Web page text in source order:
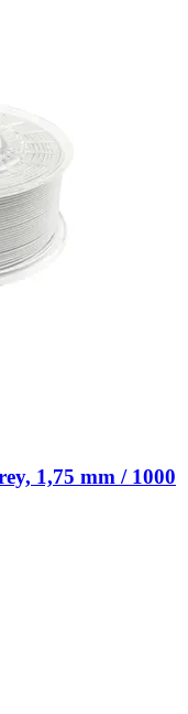
1,75 mm / 1000